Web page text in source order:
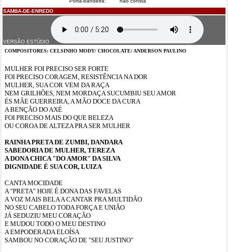
SAMBA-DE-ENREDO
VERSÃO ESTÚDIO
COMPOSITORES: CELSINHO MODY/ CHOCOLATE/ ANDERSON PAULINO
MULHER FOI PRECISO SER FORTE
FOI PRECISO CORAGEM, RESISTÊNCIA NA DOR
MULHER, SUA COR VEM DA RAÇA
NEM GRILHÕES, NEM MORDAÇA SUCUMBIU SEU AMOR
ÉS MÃE GUERREIRA, A MÃO DOCE DA CURA
A BENÇÃO DO AXÉ
FOI PRECISO MAIS DO QUE BELEZA
OU COROA DE ALTEZA PRA SER MULHER
RAINHA PRETA DE ZUMBI, DANDARA
SABEDORIA DE MULHER, TEREZA
A DONA CHICA "DO AMOR" DA SILVA
DIGNIDADE É SUA COR, LUIZA
CANTA MOCIDADE
A "PRETA" HOJE É DONA DAS FAVELAS
A VOZ MAIS BELA A CANTAR PRA MULTIDÃO
NO SEU CABELO TODA FORÇA E UNIÃO
JÁ SEDUZIU MEU CORAÇÃO
E MUDOU TODO O MEU DESTINO
A EMPODERADA ELOÍSA
SAMBOU NO CORAÇÃO DE "SEU JUSTINO"